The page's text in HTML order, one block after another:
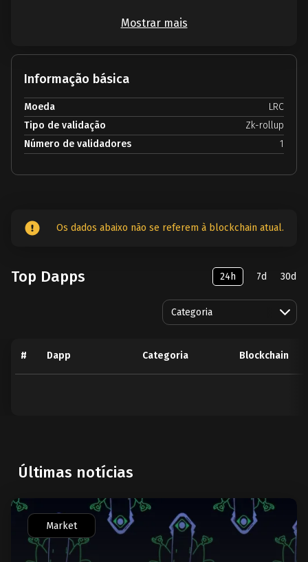
Mostrar mais
Informação básica
Moeda
LRC
Tipo de validação
Zk-rollup
Número de validadores
1
Os dados abaixo não se referem à blockchain atual.
Top Dapps 24h 7d 30d
Categoria
# Dapp Categoria Blockchain
Últimas notícias
Market